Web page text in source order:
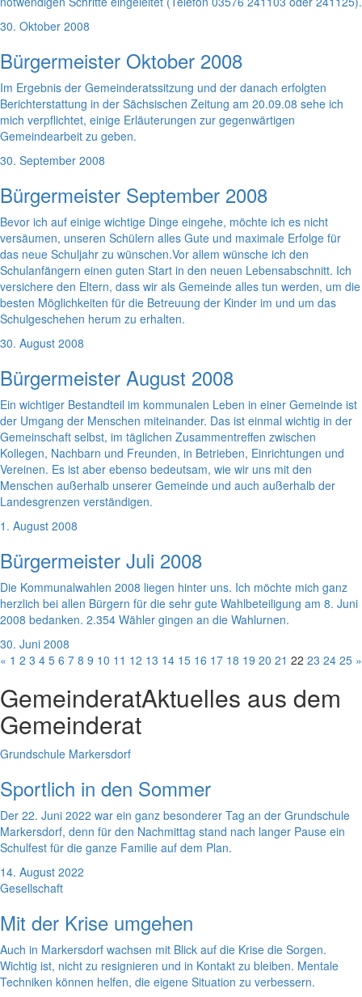
30. Oktober 2008
Bürgermeister Oktober 2008
Im Ergebnis der Gemeinderatssitzung und der danach erfolgten
Berichterstattung in der Sächsischen Zeitung am 20.09.08 sehe ich
mich verpflichtet, einige Erläuterungen zur gegenwärtigen
Gemeindearbeit zu geben.
30. September 2008
Bürgermeister September 2008
Bevor ich auf einige wichtige Dinge eingehe, möchte ich es nicht
versäumen, unseren Schülern alles Gute und maximale Erfolge für
das neue Schuljahr zu wünschen.Vor allem wünsche ich den
Schulanfängern einen guten Start in den neuen Lebensabschnitt. Ich
versichere den Eltern, dass wir als Gemeinde alles tun werden, um die
besten Möglichkeiten für die Betreuung der Kinder im und um das
Schulgeschehen herum zu erhalten.
30. August 2008
Bürgermeister August 2008
Ein wichtiger Bestandteil im kommunalen Leben in einer Gemeinde ist
der Umgang der Menschen miteinander. Das ist einmal wichtig in der
Gemeinschaft selbst, im täglichen Zusammentreffen zwischen
Kollegen, Nachbarn und Freunden, in Betrieben, Einrichtungen und
Vereinen. Es ist aber ebenso bedeutsam, wie wir uns mit den
Menschen außerhalb unserer Gemeinde und auch außerhalb der
Landesgrenzen verständigen.
1. August 2008
Bürgermeister Juli 2008
Die Kommunalwahlen 2008 liegen hinter uns. Ich möchte mich ganz
herzlich bei allen Bürgern für die sehr gute Wahlbeteiligung am 8. Juni
2008 bedanken. 2.354 Wähler gingen an die Wahlurnen.
30. Juni 2008
« 1 2 3 4 5 6 7 8 9 10 11 12 13 14 15 16 17 18 19 20 21 22 23 24 25 »
GemeinderatAktuelles aus dem
Gemeinderat
Grundschule Markersdorf
Sportlich in den Sommer
Der 22. Juni 2022 war ein ganz besonderer Tag an der Grundschule
Markersdorf, denn für den Nachmittag stand nach langer Pause ein
Schulfest für die ganze Familie auf dem Plan.
14. August 2022
Gesellschaft
Mit der Krise umgehen
Auch in Markersdorf wachsen mit Blick auf die Krise die Sorgen.
Wichtig ist, nicht zu resignieren und in Kontakt zu bleiben. Mentale
Techniken können helfen, die eigene Situation zu verbessern.